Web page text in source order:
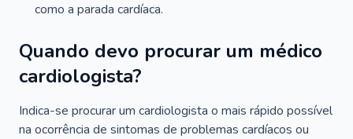
como a parada cardíaca.
Quando devo procurar um médico
cardiologista?
Indica-se procurar um cardiologista o mais rápido possível
na ocorrência de sintomas de problemas cardíacos ou